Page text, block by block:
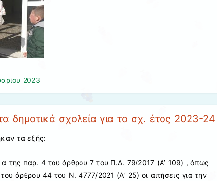
2023
δημοτικά σχολεία για το σχ. έτος 2023-24
τα εξής:
της παρ. 4 του άρθρου 7 του Π.Δ. 79/2017 (Α’ 109) , όπως
άρθρου 44 του Ν. 4777/2021 (Α’ 25) οι αιτήσεις για την